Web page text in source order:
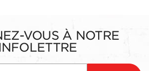
VOUS À NOTRE